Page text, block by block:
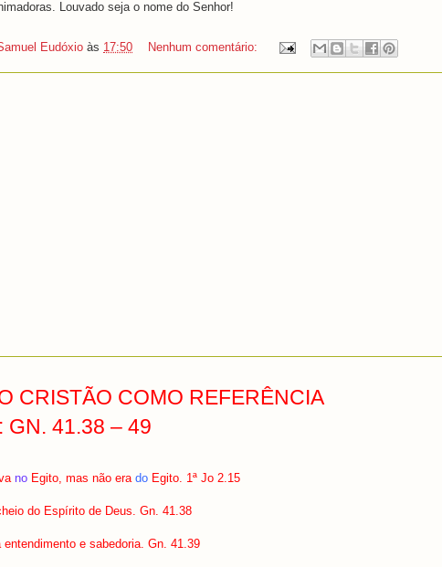
Louvado seja o nome do Senhor!
Eudóxio às 17:50 Nenhum comentário:
CRISTÃO COMO REFERÊNCIA
GN. 41.38 – 49
no Egito, mas não era do Egito. 1ª Jo 2.15
do Espírito de Deus. Gn. 41.38
e sabedoria. Gn. 41.39